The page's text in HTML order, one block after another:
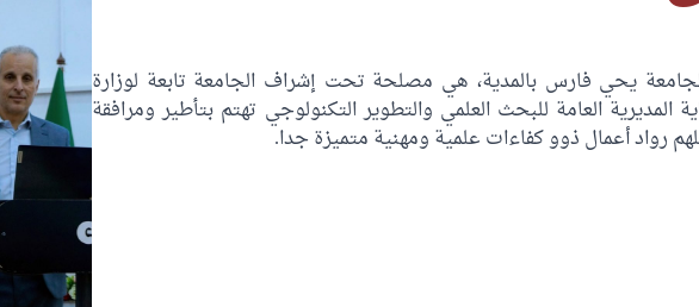
يحي فارس بالمدية، هي مصلحة تحت إشراف الجامعة تابعة لوزارة
المديرية العامة للبحث العلمي والتطوير التكنولوجي تهتم بتأطير ومرافقة
رواد أعمال ذوو كفاءات علمية ومهنية متميزة جدا.